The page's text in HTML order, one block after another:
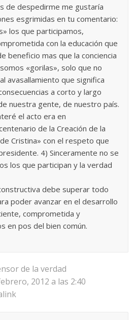
de despedirme me gustaría
esgrimidas en tu comentario:
los que participamos,
con la educación que
beneficio mas que la conciencia
«gorilas», solo que no
avasallamiento que significa
a corto y largo
nuestra gente, de nuestro país.
el acto era en
de la Creación de la
Cristina» con el respeto que
4) Sinceramente no se
los que participan y la verdad
debe superar todo
poder avanzar en el desarrollo
comprometida y
en pos del bien común.
de la verdad
2012 a las 2:40